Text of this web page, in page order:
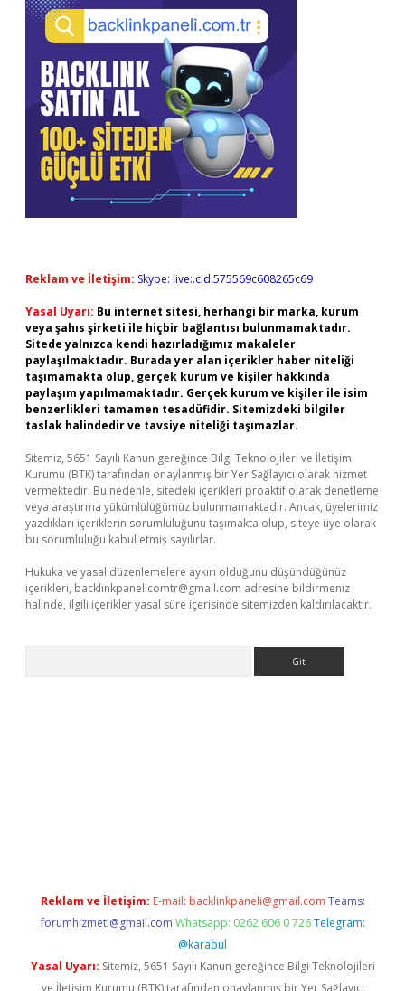
Reklam ve İletişim: Skype: live:.cid.575569c608265c69
Yasal Uyarı: Bu internet sitesi, herhangi bir marka, kurum
veya şahıs şirketi ile hiçbir bağlantısı bulunmamaktadır.
Sitede yalnızca kendi hazırladığımız makaleler
paylaşılmaktadır. Burada yer alan içerikler haber niteliği
taşımamakta olup, gerçek kurum ve kişiler hakkında
paylaşım yapılmamaktadır. Gerçek kurum ve kişiler ile isim
benzerlikleri tamamen tesadüfidir. Sitemizdeki bilgiler
taslak halindedir ve tavsiye niteliği taşımazlar.
Sitemiz, 5651 Sayılı Kanun gereğince Bilgi Teknolojileri ve İletişim
Kurumu (BTK) tarafından onaylanmış bir Yer Sağlayıcı olarak hizmet
vermektedir. Bu nedenle, sitedeki içerikleri proaktif olarak denetleme
veya araştırma yükümlülüğümüz bulunmamaktadır. Ancak, üyelerimiz
yazdıkları içeriklerin sorumluluğunu taşımakta olup, siteye üye olarak
bu sorumluluğu kabul etmiş sayılırlar.
Hukuka ve yasal düzenlemelere aykırı olduğunu düşündüğünüz
içerikleri, backlinkpanelicomtr@gmail.com adresine bildirmeniz
halinde, ilgili içerikler yasal süre içerisinde sitemizden kaldırılacaktır.
Reklam ve İletişim: E-mail: backlinkpaneli@gmail.com Teams:
forumhizmeti@gmail.com Whatsapp: 0262 606 0 726 Telegram:
@karabul
Yasal Uyarı: Sitemiz, 5651 Sayılı Kanun gereğince Bilgi Teknolojileri
ve İletişim Kurumu (BTK) tarafından onaylanmış bir Yer Sağlayıcı